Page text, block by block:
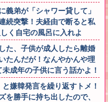
弟が「シャワー貸して」
続突撃！夫経由で断ると私
く自宅の風呂に入れよ
た、子供が成人したら離婚
たんだが！なんやかんや理
成年の子供に言う話かよ！
嫌韓発言を繰り返すトメ！
を勝手に持ち出したので、